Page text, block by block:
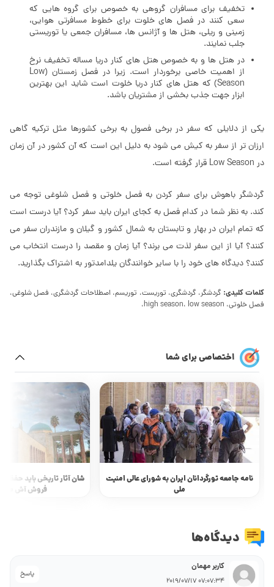
تخفیف براى مسافران گروهى به خصوص براى گروه هایی که
سعى کنند در فصل هاى خلوت براى خطوط مسافرتی هوایی،
زمینی و ریلی، هتل ها و آژانس ها، مسافران جمعى یا توریستى
جلب نمایند.
در هتل ها و به خصوص هتل هاى کنار دریا مساله تخفیف نرخ
از اهمیت خاصى برخوردار است. زیرا در فصل زمستان (Low
Season) که هتل هاى کنار دریا خلوت است شاید این بهترین
ابزار جهت جذب بخشی از مشتریان باشد.
یکی از دلایلی که سفر در برخی فصول به برخی کشورها مثل ترکیه گاهی
ارزان تر از سفر به کیش می شود به دلیل این است که آن کشور در آن زمان
در Low Season قرار گرفته است.
گردشگر باهوش برای سفر کردن به فصل خلوتی و فصل شلوغی توجه می
کند. به نظر شما در کدام فصل به کجای ایران باید سفر کرد؟ آیا درست است
که تمام ایران در بهار و تابستان به شمال کشور و گیلان و مازندران سفر می
کنند؟ آیا از این سفر لذت می برند؟ آیا زمان و مقصد را درست انتخاب می
کنند؟ دیدگاه های خود را با سایر خوانندگان یلدامدتور به اشتراک بگذارید.
کلمات کلیدی: گردشگر، گردشگری، توریست، توریسم، اصطلاحات گردشگری، فصل شلوغی،
فصل خلوتی، high season، low season،
اختصاصی برای شما
نامه‌ جامعه تورگردانان ایران به شورای عالی امنیت
ملی
شان آثار تاریخی باید حفظ
فروش آش
دیدگاه‌ها
پاسخ
کاربر مهمان
07:07:34 2019/07/17